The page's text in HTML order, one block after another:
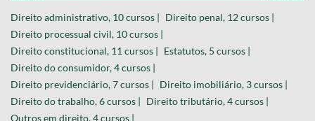
Direito administrativo, 10 cursos | Direito penal, 12 cursos |
Direito processual civil, 10 cursos |
Direito constitucional, 11 cursos | Estatutos, 5 cursos |
Direito do consumidor, 4 cursos |
Direito previdenciário, 7 cursos | Direito imobiliário, 3 cursos |
Direito do trabalho, 6 cursos | Direito tributário, 4 cursos |
Outros em direito, 4 cursos |